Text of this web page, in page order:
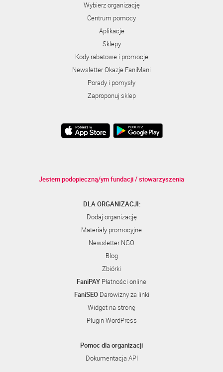
Wybierz organizację
Centrum pomocy
Aplikacje
Sklepy
Kody rabatowe i promocje
Newsletter Okazje FaniMani
Porady i pomysły
Zaproponuj sklep
Jestem podopieczną/ym fundacji / stowarzyszenia
DLA ORGANIZACJI:
Dodaj organizację
Materiały promocyjne
Newsletter NGO
Blog
Zbiórki
FaniPAY Płatności online
FaniSEODarowizny za linki
Widget na stronę
Plugin WordPress
Pomoc dla organizacji
Dokumentacja API